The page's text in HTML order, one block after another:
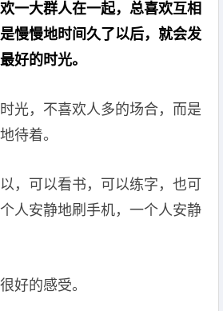
一大群人在一起，总喜欢互相
慢慢地时间久了以后，就会发
好的时光。
光，不喜欢人多的场合，而是
待着。
，可以看书，可以练字，也可
人安静地刷手机，一个人安静
好的感受。